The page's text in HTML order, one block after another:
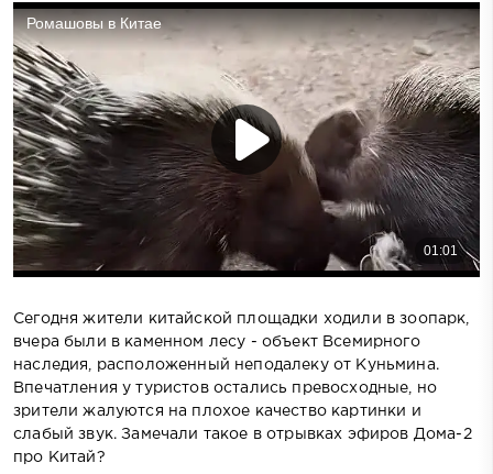
Сегодня жители китайской площадки ходили в зоопарк,
вчера были в каменном лесу - объект Всемирного
наследия, расположенный неподалеку от Куньмина.
Впечатления у туристов остались превосходные, но
зрители жалуются на плохое качество картинки и
слабый звук. Замечали такое в отрывках эфиров Дома-2
про Китай?